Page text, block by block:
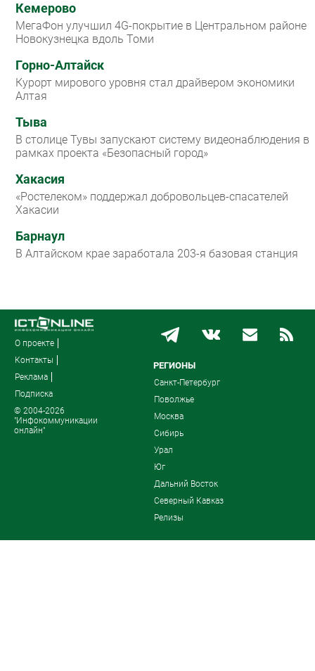
Кемерово
МегаФон улучшил 4G-покрытие в Центральном районе
Новокузнецка вдоль Томи
Горно-Алтайск
Курорт мирового уровня стал драйвером экономики
Алтая
Тыва
В столице Тувы запускают систему видеонаблюдения в
рамках проекта «Безопасный город»
Хакасия
«Ростелеком» поддержал добровольцев-спасателей
Хакасии
Барнаул
В Алтайском крае заработала 203-я базовая станция
О проекте
Контакты
Реклама
Подписка
© 2004-2026
"Инфокоммуникации
онлайн"
РЕГИОНЫ
Санкт-Петербург
Поволжье
Москва
Сибирь
Урал
Юг
Дальний Восток
Северный Кавказ
Релизы